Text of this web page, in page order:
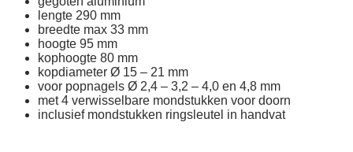
lengte 290 mm
breedte max 33 mm
hoogte 95 mm
kophoogte 80 mm
kopdiameter Ø 15 – 21 mm
voor popnagels Ø 2,4 – 3,2 – 4,0 en 4,8 mm
met 4 verwisselbare mondstukken voor doorn
inclusief mondstukken ringsleutel in handvat